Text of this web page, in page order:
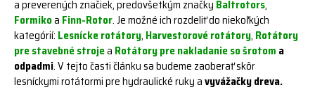
a preverených značiek, predovšetkým značky Baltrotors,
Formikoa Finn-Rotor. Je možné ich rozdeliť do niekoľkých
kategórií: Lesnícke rotátory, Harvestorové rotátory, Rotátory
pre stavebné strojea Rotátory pre nakladanie so šrotom a
odpadmi. V tejto časti článku sa budeme zaoberať skôr
lesníckymi rotátormi pre hydraulické ruky avyvážačky dreva.